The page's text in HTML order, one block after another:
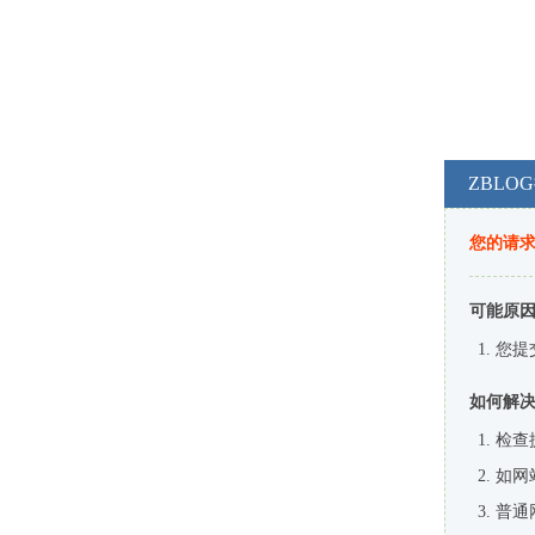
您的请
可能原
您提
如何解
检查
如网
普通